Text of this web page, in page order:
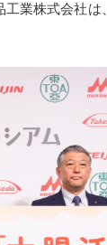
業株式会社